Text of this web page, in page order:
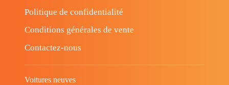
Politique de confidentialité
Conditions générales de vente
Contactez-nous
Voitures neuves